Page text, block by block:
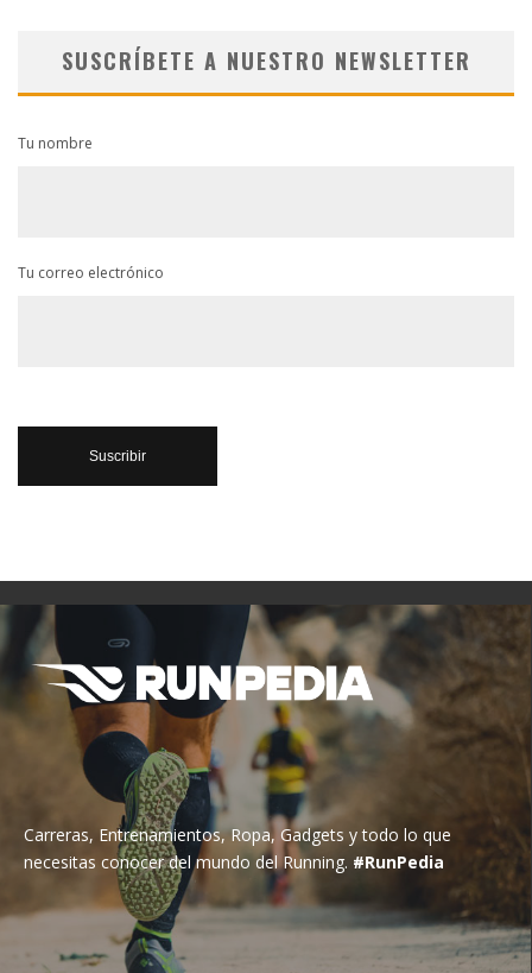
SUSCRÍBETE A NUESTRO NEWSLETTER
Tu nombre
Tu correo electrónico
Carreras, Entrenamientos, Ropa, Gadgets y todo lo que
necesitas conocer del mundo del Running. #RunPedia